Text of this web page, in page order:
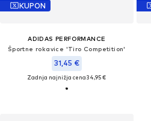
KUPON
ADIDAS PERFORMANCE
Športne rokavice 'Tiro Competition'
31,45 €
Zadnja najnižja cena34,95 €